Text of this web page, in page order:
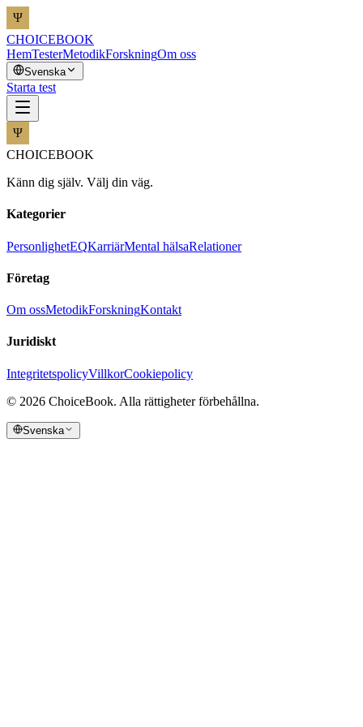
CHOICEBOOK
HemTesterMetodikForskningOm oss
Svenska
Starta test
CHOICEBOOK
Känn dig själv. Välj din väg.
Kategorier
PersonlighetEQKarriärMental hälsaRelationer
Företag
Om ossMetodikForskningKontakt
Juridiskt
IntegritetspolicyVillkorCookiepolicy
© 2026 ChoiceBook. Alla rättigheter förbehållna.
Svenska